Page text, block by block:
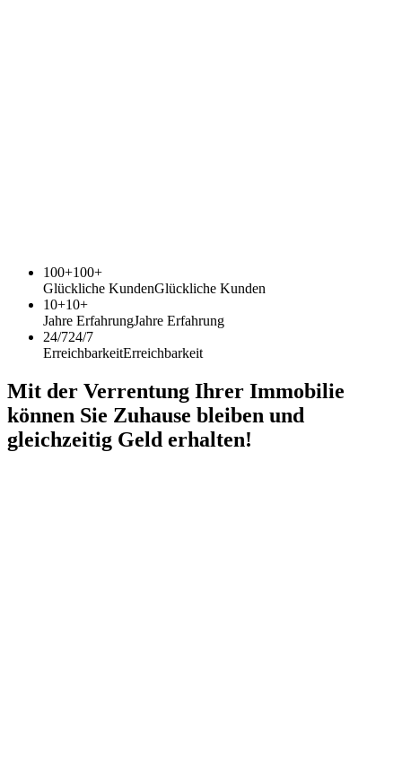
100+100+
Glückliche KundenGlückliche Kunden
10+10+
Jahre ErfahrungJahre Erfahrung
24/724/7
ErreichbarkeitErreichbarkeit
Mit der Verrentung Ihrer Immobilie
können Sie Zuhause bleiben und
gleichzeitig Geld erhalten!